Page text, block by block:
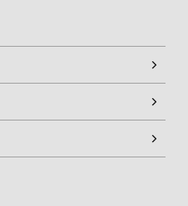
網站即取得您的資料。
或查詢時，伺服器自行產
的 IP 位址、使用時間、使
。本網站會對個別連線者
器在本網站內部所瀏覽的
，否則本網站不會也無法
本網站網刊登廣告之廠
個人的資料。對於您主動
連結網站有其個別的私權